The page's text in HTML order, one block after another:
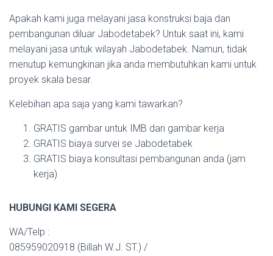
Apakah kami juga melayani jasa konstruksi baja dan
pembangunan diluar Jabodetabek? Untuk saat ini, kami
melayani jasa untuk wilayah Jabodetabek. Namun, tidak
menutup kemungkinan jika anda membutuhkan kami untuk
proyek skala besar.
Kelebihan apa saja yang kami tawarkan?
GRATIS gambar untuk IMB dan gambar kerja
GRATIS biaya survei se Jabodetabek
GRATIS biaya konsultasi pembangunan anda (jam
kerja)
HUBUNGI KAMI SEGERA
WA/Telp :
085959020918 (Billah W.J. ST.) /